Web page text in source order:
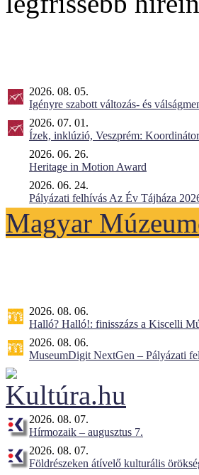
2026. 08. 05.
Igényre szabott változás- és
2026. 07. 01.
Ízek, inklúzió, Veszprém:
2026. 06. 26.
Heritage in Motion Award
2026. 06. 24.
Pályázati felhívás Az Év Tájháza
Magyar
2026. 08. 06.
Halló? Halló!: finisszázs a Kiscelli
2026. 08. 06.
MuseumDigit NextGen – Pályázati
2026. 08. 07.
Hírmozaik – augusztus 7.
2026. 08. 07.
Földrészeken átívelő kulturális